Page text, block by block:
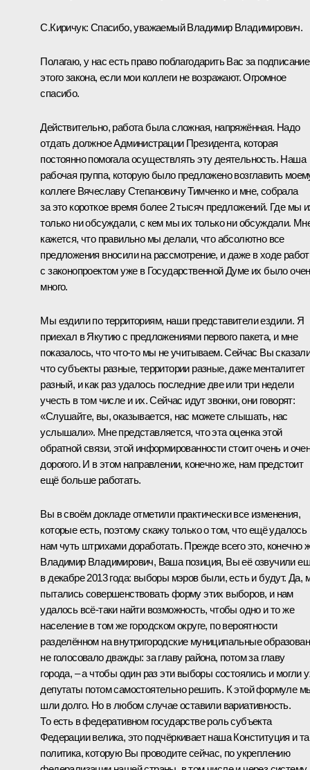
С.Киричук: Спасибо, уважаемый Владимир Владимирович.
Полагаю, у нас есть право поблагодарить Вас за подписание
этого закона, если мои коллеги не возражают. Огромное
спасибо.
Действительно, работа была сложная, напряжённая. Надо
отдать должное Администрации Президента, которая
постоянно помогала осуществлять эту деятельность. Наша
рабочая группа, которую было предложено возглавить
коллеге Вячеславу Степановичу Тимченко и мне, собрала
за это короткое время более 2 тысяч предложений. Где мы
только ни обсуждали, с кем мы их только ни обсуждали.
кажется, что правильно мы делали, что абсолютно все
предложения вносили на рассмотрение, и даже в ходе
с законопроектом уже в Государственной Думе их было
много.
Мы ездили по территориям, наши представители ездили. Я
приехал в Якутию с предложениями первого пакета, и мне
показалось, что что‑то мы не учитываем. Сейчас Вы
что субъекты разные, территории разные, даже менталитет
разный, и как раз удалось последние две или три недели
учесть в том числе и их. Сейчас идут звонки, они говорят:
«Слушайте, вы, оказывается, нас можете слышать, нас
услышали». Мне представляется, что эта оценка этой
обратной связи, этой информированности стоит очень и
дорогого. И в этом направлении, конечно же, нам предстоит
ещё больше работать.
Вы в своём докладе отметили практически все изменения,
которые есть, поэтому скажу только о том, что ещё удалось
нам чуть штрихами доработать. Прежде всего это, конечно
Владимир Владимирович, Ваша позиция, Вы её озвучили
в декабре 2013 года: выборы мэров были, есть и будут. Да,
пытались совершенствовать форму этих выборов, и нам
удалось всё‑таки найти возможность, чтобы одно и то же
население в том же городском округе, по вероятности
разделённом на внутригородские муниципальные
не голосовало дважды: за главу района, потом за главу
города, – а чтобы один раз эти выборы состоялись и могли
депутаты потом самостоятельно решить. К этой формуле
шли долго. Но в любом случае оставили вариативность.
То есть в федеративном государстве роль субъекта
Федерации велика, это подчёркивает наша Конституция и та
политика, которую Вы проводите сейчас, по укреплению